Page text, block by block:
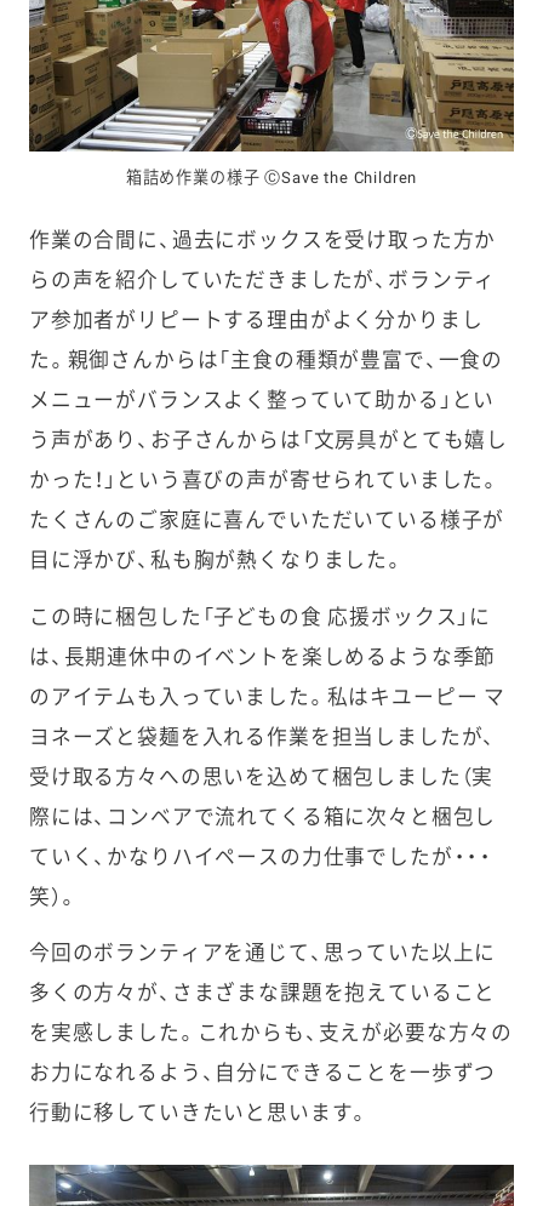
箱詰め作業の様子 ⒸSave the Children
作業の合間に、過去にボックスを受け取った方か
らの声を紹介していただきましたが、ボランティ
ア参加者がリピートする理由がよく分かりまし
た。親御さんからは「主食の種類が豊富で、一食の
メニューがバランスよく整っていて助かる」とい
う声があり、お子さんからは「文房具がとても嬉し
かった！」という喜びの声が寄せられていました。
たくさんのご家庭に喜んでいただいている様子が
目に浮かび、私も胸が熱くなりました。
この時に梱包した「子どもの食 応援ボックス」に
は、長期連休中のイベントを楽しめるような季節
のアイテムも入っていました。私はキユーピー マ
ヨネーズと袋麺を入れる作業を担当しましたが、
受け取る方々への思いを込めて梱包しました（実
際には、コンベアで流れてくる箱に次々と梱包し
ていく、かなりハイペースの力仕事でしたが・・・
笑）。
今回のボランティアを通じて、思っていた以上に
多くの方々が、さまざまな課題を抱えていること
を実感しました。これからも、支えが必要な方々の
お力になれるよう、自分にできることを一歩ずつ
行動に移していきたいと思います。